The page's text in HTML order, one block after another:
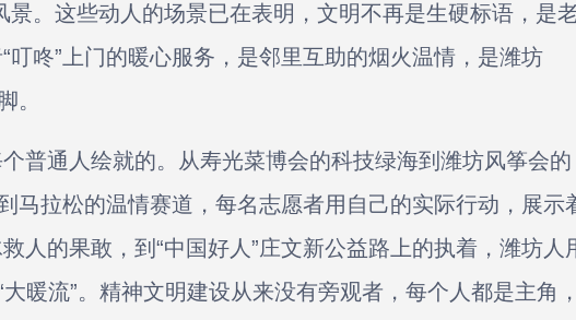
景。这些动人的场景已在表明，文明不再是生硬标语，是
叮咚”上门的暖心服务，是邻里互助的烟火温情，是潍坊
。
通人绘就的。从寿光菜博会的科技绿海到潍坊风筝会的
马拉松的温情赛道，每名志愿者用自己的实际行动，展示
人的果敢，到“中国好人”庄文新公益路上的执着，潍坊人
暖流”。精神文明建设从来没有旁观者，每个人都是主角